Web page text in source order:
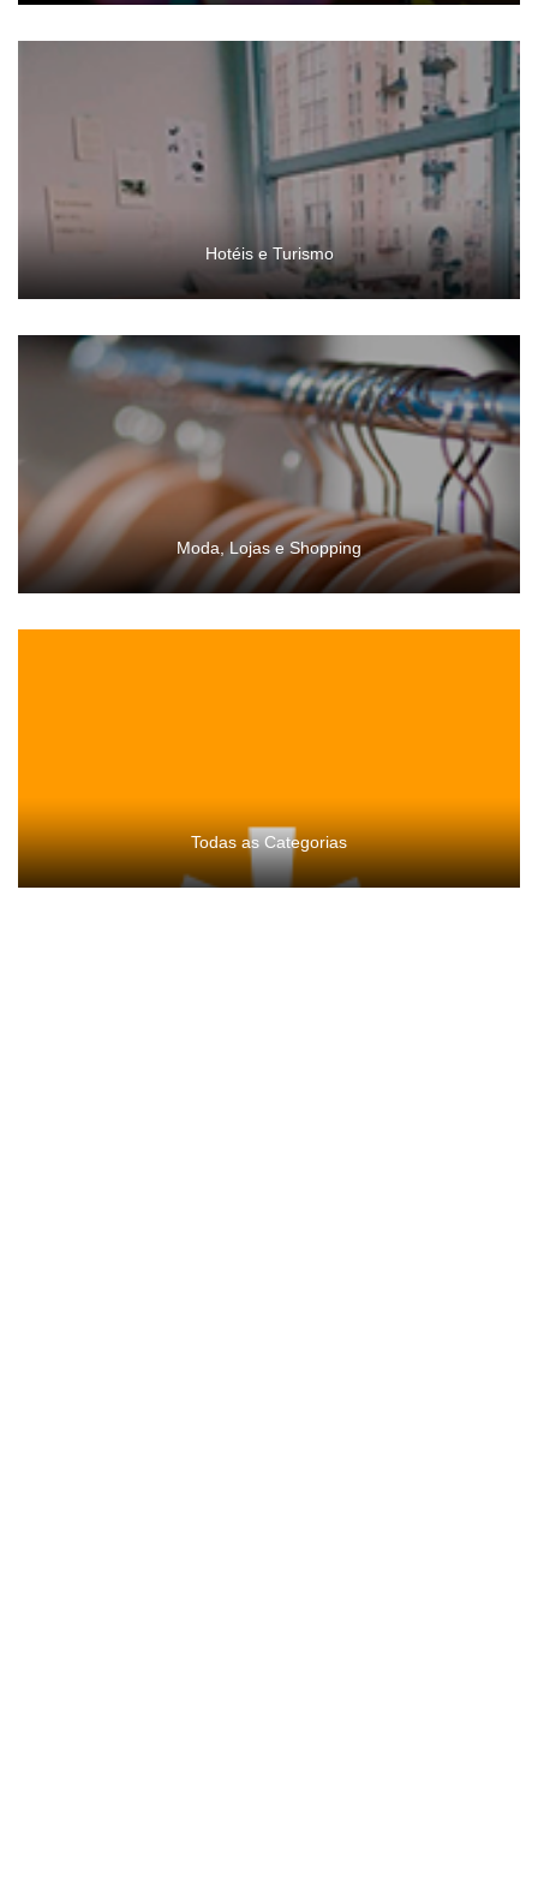
Hotéis e Turismo
Moda, Lojas e Shopping
Todas as Categorias